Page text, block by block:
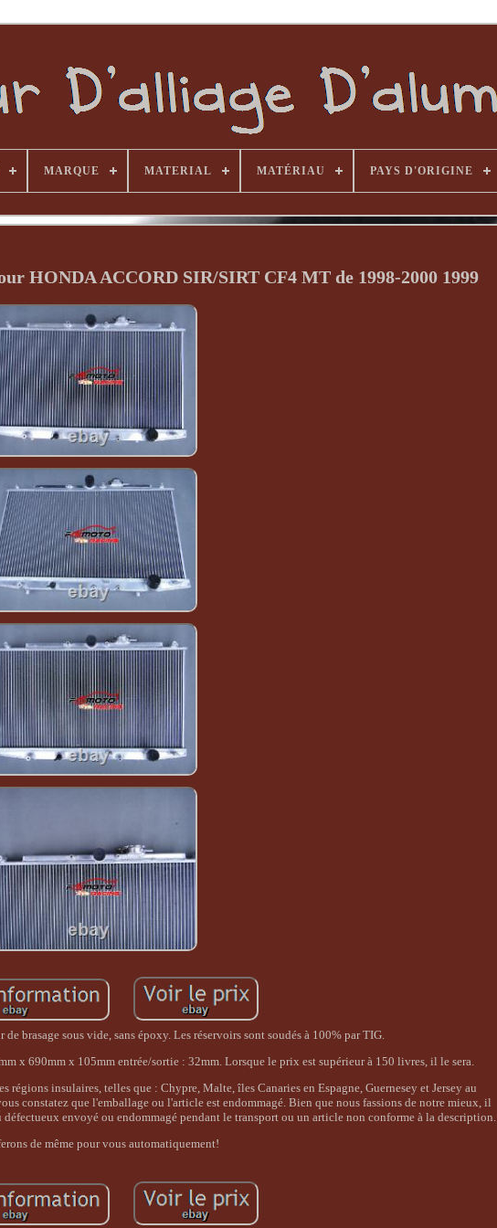
MARQUE MATERIAL MATÉRIAU PAYS D'ORIGINE
HONDA ACCORD SIR/SIRT CF4 MT de 1998-2000 1999
brasage sous vide, sans époxy. Les réservoirs sont soudés à 100% par TIG.
x 690mm x 105mm entrée/sortie : 32mm. Lorsque le prix est supérieur à 150 livres, il le sera.
régions insulaires, telles que : Chypre, Malte, îles Canaries en Espagne, Guernesey et Jersey au
constatez que l'emballage ou l'article est endommagé. Bien que nous fassions de notre mieux, il
envoyé ou endommagé pendant le transport ou un article non conforme à la description.
de même pour vous automatiquement!